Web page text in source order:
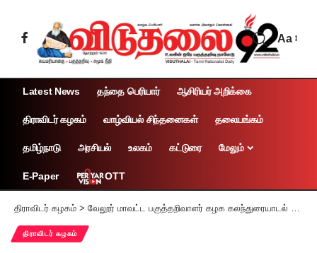
Aa
Latest News தந்தை பெரியார் ஆசிரியர் அறிக்கை
திராவிடர் கழகம் வாழ்வியல் சிந்தனைகள் தலையங்கம்
தமிழ்நாடு அரசியல் உலகம் கட்டுரை மேலும்
E-Paper OTT
திராவிடர் கழகம் > வேலூர் மாவட்ட பகுத்தறிவாளர் கழக கலந்துரையாடல் கூட்டம்
திராவிடர் கழகம்